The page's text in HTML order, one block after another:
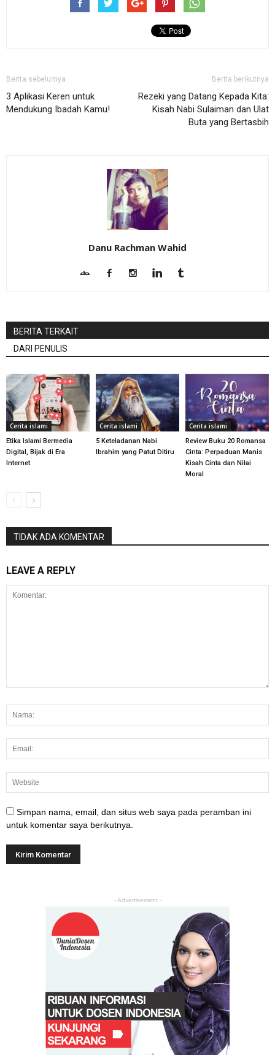
Berita sebelumya
3 Aplikasi Keren untuk
Mendukung Ibadah Kamu!
Berita berikutnya
Rezeki yang Datang Kepada Kita:
Kisah Nabi Sulaiman dan Ulat
Buta yang Bertasbih
Danu Rachman Wahid
BERITA TERKAIT
DARI PENULIS
Cerita islami
Etika Islami Bermedia
Digital, Bijak di Era
Internet
Cerita islami
5 Keteladanan Nabi
Ibrahim yang Patut Ditiru
Cerita islami
Review Buku 20 Romansa
Cinta: Perpaduan Manis
Kisah Cinta dan Nilai
Moral
TIDAK ADA KOMENTAR
LEAVE A REPLY
Simpan nama, email, dan situs web saya pada peramban ini
untuk komentar saya berikutnya.
- Advertisement -